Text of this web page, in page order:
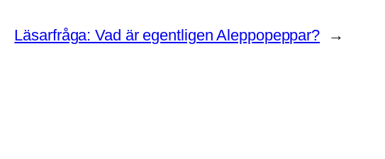
Läsarfråga: Vad är egentligen Aleppopeppar? →